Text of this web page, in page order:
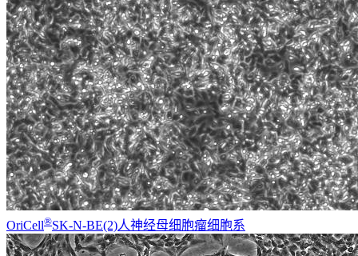
OriCell®SK-N-BE(2)人神经母细胞瘤细胞系